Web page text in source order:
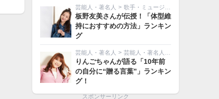
芸能人・著名人 > 歌手・ミュージシャン
板野友美さんが伝授！「体型維
持におすすめの方法」ランキン
グ
芸能人・著名人 > 芸能人・著名人その他
りんごちゃんが語る「10年前
の自分に“贈る言葉”」ランキン
グ！
スポンサーリンク